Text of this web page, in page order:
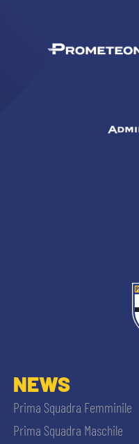
NEWS
Prima Squadra Femminile
Prima Squadra Maschile